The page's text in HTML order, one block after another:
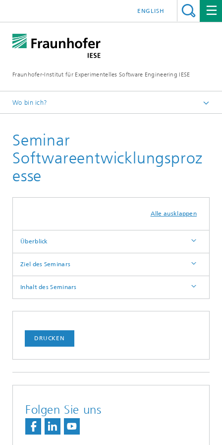
Fraunhofer-Institut für Experimentelles Software Engineering IESE
ENGLISH
Wo bin ich?
Seminare
Seminar
Softwareentwicklungsproz
esse
Alle ausklappen
Überblick
Ziel des Seminars
Inhalt des Seminars
DRUCKEN
Folgen Sie uns